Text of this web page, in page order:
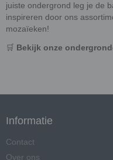
juiste ondergrond leg je de
inspireren door ons
mozaïeken!
🛒 Bekijk onze
Informatie
Contact
Over ons